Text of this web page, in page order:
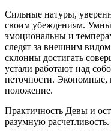
Сильные натуры,
своим убеждениям.
эмоциональны и
следят за внешним
склонны достигать
устали работают над
неточности. Экономные,
положение.
Практичность Девы и
разумную